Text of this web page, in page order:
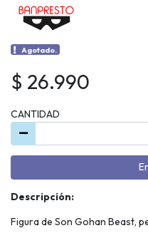
Agotado.
$ 26.990
CANTIDAD
Descripción:
Figura de Son Gohan Beast,